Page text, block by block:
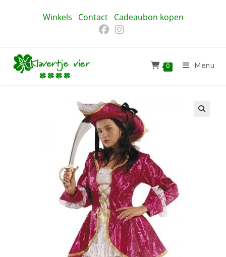
Winkels Contact Cadeaubon kopen
0 Menu